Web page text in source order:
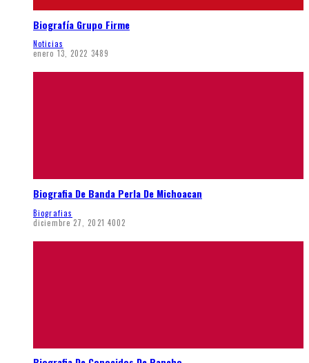
Biografía Grupo Firme
Noticias
enero 13, 2022 3489
Biografia De Banda Perla De Michoacan
Biografias
diciembre 27, 2021 4002